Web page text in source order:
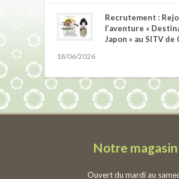
Recrutement :
l’aventure «
Japon » au SITV de
18/06/2026
Notre magasin
Ouvert du mardi au